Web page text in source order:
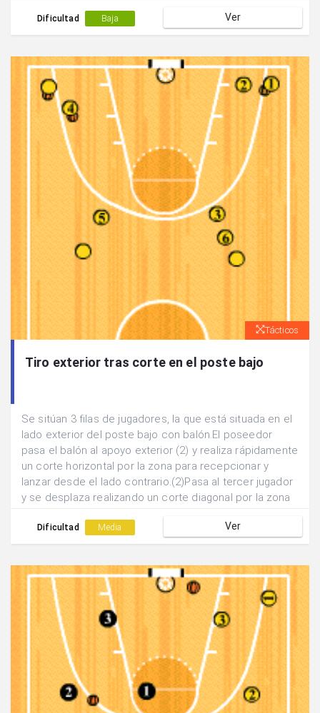
Dificultad Baja Ver
Tácticos
Tiro exterior tras corte en el poste bajo
Se sitúan 3 filas de jugadores, la que está situada en el
lado exterior del poste bajo con balón.El poseedor
pasa el balón al apoyo exterior (2) y realiza rápidamente
un corte horizontal por la zona para recepcionar y
lanzar desde el lado contrario.(2)Pasa al tercer jugador
y se desplaza realizando un corte diagonal por la zona
finalizar se rotan las posiciones.
Dificultad Media Ver